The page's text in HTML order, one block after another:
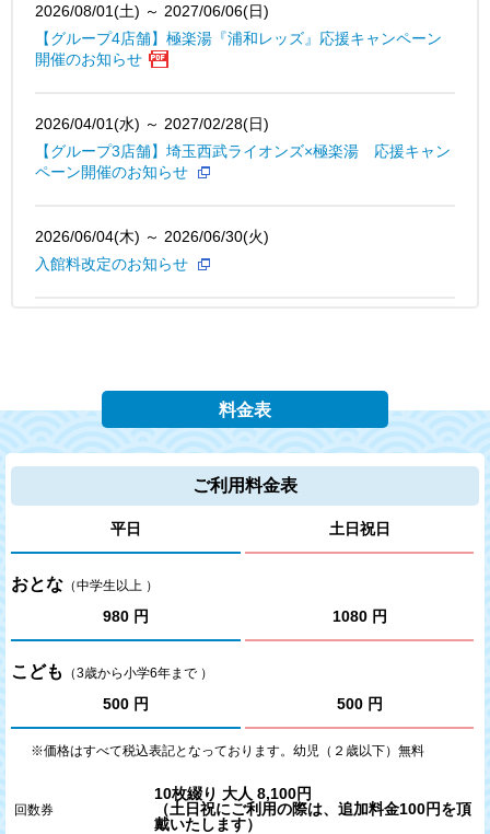
2026/08/01(土) ～ 2027/06/06(日)
【グループ4店舗】極楽湯『浦和レッズ』応援キャンペーン
開催のお知らせ
2026/04/01(水) ～ 2027/02/28(日)
【グループ3店舗】埼玉西武ライオンズ×極楽湯 応援キャン
ペーン開催のお知らせ
2026/06/04(木) ～ 2026/06/30(火)
入館料改定のお知らせ
2026/03/07(土) ～ 2026/03/08(日)
イベントのお知らせ
2025/08/01(金) ～ 2026/02/28(土)
ペーン開催のお知らせ
2023/12/14(木)
当社は一般社団法人日本プロサッカー選手会と「ＪＰＦＡア
ワード」パートナー契約を締結しました
2020/03/28(土) ～ 2020/03/29(日)
3月28日、29日の営業について（東京、神奈川、埼玉、大阪
の店舗）
料金表
ご利用料金表
平日 土日祝日
おとな （中学生以上 ）
980 円 1080 円
こども （3歳から小学6年まで ）
500 円 500 円
※価格はすべて税込表記となっております。幼児（２歳以下）無料
回数券
10枚綴り 大人 8,100円
（土日祝にご利用の際は、追加料金100円を頂
戴いたします）